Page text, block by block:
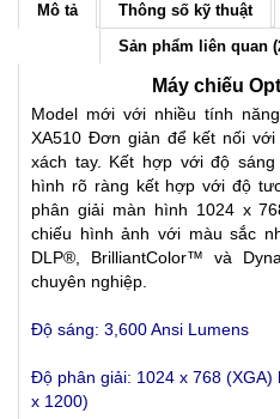
Mô tả Thông số kỹ thuật
Sản phẩm liên quan
Máy chiếu
Model mới với nhiều tính
XA510 Đơn giản để kết nối
xách tay. Kết hợp với độ
hình rõ ràng kết hợp với độ
phân giải màn hình 1024 x
chiếu hình ảnh với màu sắc
DLP®, BrilliantColor™ và
chuyên nghiệp.
Độ sáng: 3,600 Ansi Lumens
Độ phân giải: 1024 x 768 (XGA)
x 1200)